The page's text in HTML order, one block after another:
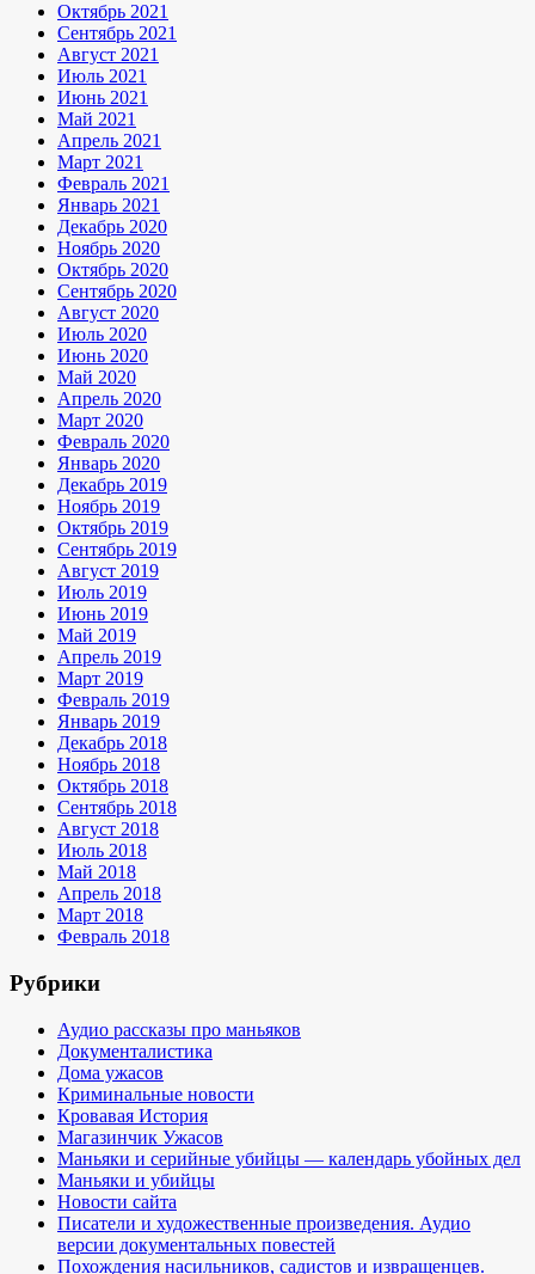
Октябрь 2021
Сентябрь 2021
Август 2021
Июль 2021
Июнь 2021
Май 2021
Апрель 2021
Март 2021
Февраль 2021
Январь 2021
Декабрь 2020
Ноябрь 2020
Октябрь 2020
Сентябрь 2020
Август 2020
Июль 2020
Июнь 2020
Май 2020
Апрель 2020
Март 2020
Февраль 2020
Январь 2020
Декабрь 2019
Ноябрь 2019
Октябрь 2019
Сентябрь 2019
Август 2019
Июль 2019
Июнь 2019
Май 2019
Апрель 2019
Март 2019
Февраль 2019
Январь 2019
Декабрь 2018
Ноябрь 2018
Октябрь 2018
Сентябрь 2018
Август 2018
Июль 2018
Май 2018
Апрель 2018
Март 2018
Февраль 2018
Рубрики
Аудио рассказы про маньяков
Документалистика
Дома ужасов
Криминальные новости
Кровавая История
Магазинчик Ужасов
Маньяки и серийные убийцы — календарь убойных дел
Маньяки и убийцы
Новости сайта
Писатели и художественные произведения. Аудио
версии документальных повестей
Похождения насильников, садистов и извращенцев.